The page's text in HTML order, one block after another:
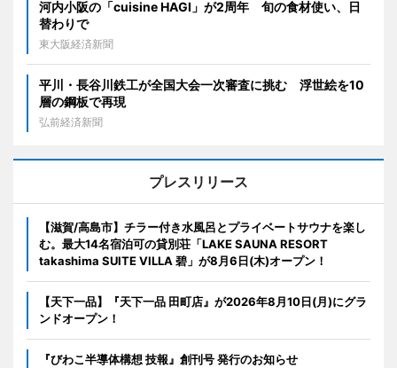
河内小阪の「cuisine HAGI」が2周年 旬の食材使い、日
替わりで
東大阪経済新聞
平川・長谷川鉄工が全国大会一次審査に挑む 浮世絵を10
層の鋼板で再現
弘前経済新聞
プレスリリース
【滋賀/高島市】チラー付き水風呂とプライベートサウナを楽し
む。最大14名宿泊可の貸別荘「LAKE SAUNA RESORT
takashima SUITE VILLA 碧」が8月6日(木)オープン！
【天下一品】『天下一品 田町店』が2026年8月10日(月)にグラ
ンドオープン！
『びわこ半導体構想 技報』創刊号 発行のお知らせ